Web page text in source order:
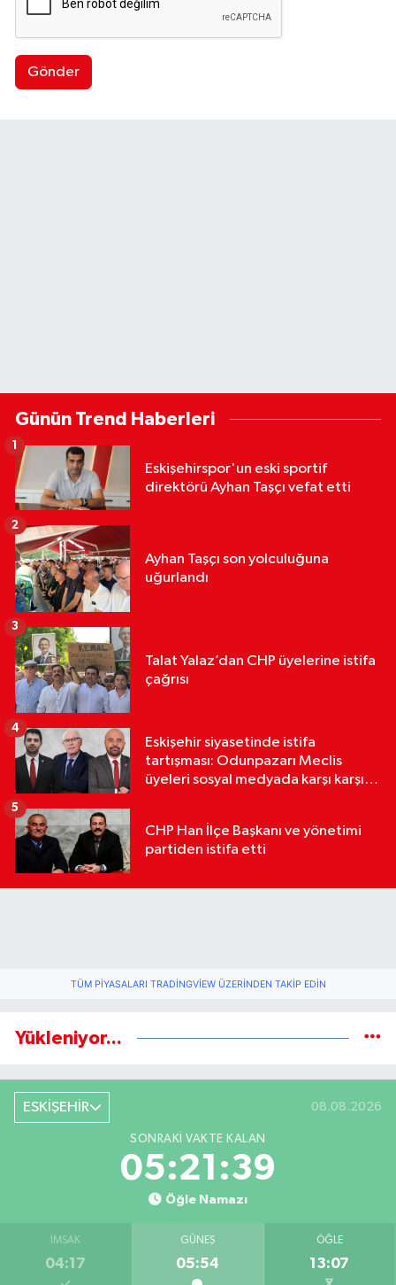
Gönder
Günün Trend Haberleri
Eskişehirspor'un eski sportif
direktörü Ayhan Taşçı vefat etti
1
Ayhan Taşçı son yolculuğuna
uğurlandı
2
Talat Yalaz’dan CHP üyelerine istifa
çağrısı
3
Eskişehir siyasetinde istifa
tartışması: Odunpazarı Meclis
üyeleri sosyal medyada karşı karşıya
4
CHP Han İlçe Başkanı ve yönetimi
partiden istifa etti
5
TÜM PIYASALARI TRADINGVIEW ÜZERINDEN TAKIP EDIN
Yükleniyor...
ESKİŞEHİR 08.08.2026
SONRAKI VAKTE KALAN
05:21:39
Öğle Namazı
İMSAK
04:17
GÜNEŞ
05:54
ÖĞLE
13:07